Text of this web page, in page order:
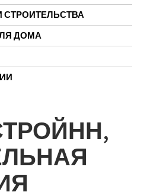
СТРОИТЕЛЬСТВА
ДОМА